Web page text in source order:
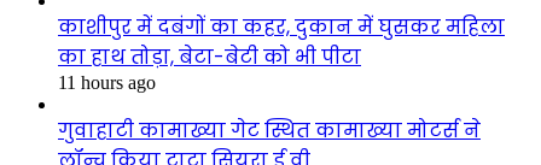
काशीपुर में दबंगों का कहर, दुकान में घुसकर महिला
का हाथ तोड़ा, बेटा-बेटी को भी पीटा
11 hours ago
गुवाहाटी कामाख्या गेट स्थित कामाख्या मोटर्स ने